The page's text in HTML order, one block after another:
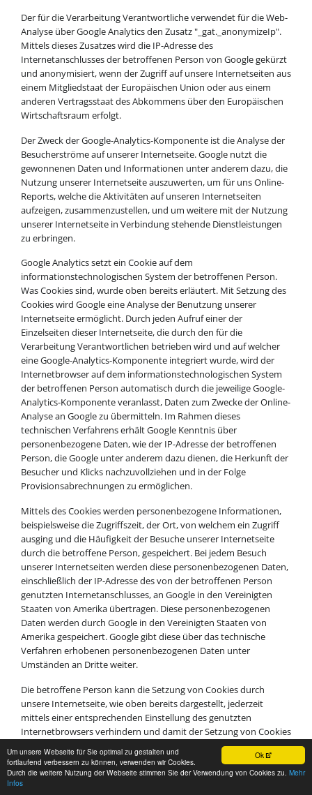
Ok
Um unsere Webseite für Sie optimal zu gestalten und
fortlaufend verbessern zu können, verwenden wir Cookies.
Durch die weitere Nutzung der Webseite stimmen Sie der Verwendung von Cookies zu. Mehr
Infos
Der für die Verarbeitung Verantwortliche verwendet für die Web-
Analyse über Google Analytics den Zusatz "_gat._anonymizeIp".
Mittels dieses Zusatzes wird die IP-Adresse des
Internetanschlusses der betroffenen Person von Google gekürzt
und anonymisiert, wenn der Zugriff auf unsere Internetseiten aus
einem Mitgliedstaat der Europäischen Union oder aus einem
anderen Vertragsstaat des Abkommens über den Europäischen
Wirtschaftsraum erfolgt.
Der Zweck der Google-Analytics-Komponente ist die Analyse der
Besucherströme auf unserer Internetseite. Google nutzt die
gewonnenen Daten und Informationen unter anderem dazu, die
Nutzung unserer Internetseite auszuwerten, um für uns Online-
Reports, welche die Aktivitäten auf unseren Internetseiten
aufzeigen, zusammenzustellen, und um weitere mit der Nutzung
unserer Internetseite in Verbindung stehende Dienstleistungen
zu erbringen.
Google Analytics setzt ein Cookie auf dem
informationstechnologischen System der betroffenen Person.
Was Cookies sind, wurde oben bereits erläutert. Mit Setzung des
Cookies wird Google eine Analyse der Benutzung unserer
Internetseite ermöglicht. Durch jeden Aufruf einer der
Einzelseiten dieser Internetseite, die durch den für die
Verarbeitung Verantwortlichen betrieben wird und auf welcher
eine Google-Analytics-Komponente integriert wurde, wird der
Internetbrowser auf dem informationstechnologischen System
der betroffenen Person automatisch durch die jeweilige Google-
Analytics-Komponente veranlasst, Daten zum Zwecke der Online-
Analyse an Google zu übermitteln. Im Rahmen dieses
technischen Verfahrens erhält Google Kenntnis über
personenbezogene Daten, wie der IP-Adresse der betroffenen
Person, die Google unter anderem dazu dienen, die Herkunft der
Besucher und Klicks nachzuvollziehen und in der Folge
Provisionsabrechnungen zu ermöglichen.
Mittels des Cookies werden personenbezogene Informationen,
beispielsweise die Zugriffszeit, der Ort, von welchem ein Zugriff
ausging und die Häufigkeit der Besuche unserer Internetseite
durch die betroffene Person, gespeichert. Bei jedem Besuch
unserer Internetseiten werden diese personenbezogenen Daten,
einschließlich der IP-Adresse des von der betroffenen Person
genutzten Internetanschlusses, an Google in den Vereinigten
Staaten von Amerika übertragen. Diese personenbezogenen
Daten werden durch Google in den Vereinigten Staaten von
Amerika gespeichert. Google gibt diese über das technische
Verfahren erhobenen personenbezogenen Daten unter
Umständen an Dritte weiter.
Die betroffene Person kann die Setzung von Cookies durch
unsere Internetseite, wie oben bereits dargestellt, jederzeit
mittels einer entsprechenden Einstellung des genutzten
Internetbrowsers verhindern und damit der Setzung von Cookies
dauerhaft widersprechen. Eine solche Einstellung des genutzten
Internetbrowsers würde auch verhindern, dass Google ein
Cookie auf dem informationstechnologischen System der
betroffenen Person setzt. Zudem kann ein von Google Analytics